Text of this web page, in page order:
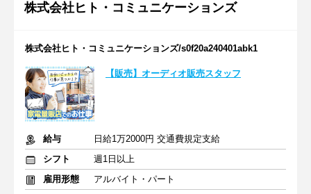
株式会社ヒト・コミュニケーションズ
株式会社ヒト・コミュニケーションズ/s0f20a240401abk1
【販売】オーディオ販売スタッフ
給与
日給1万2000円 交通費規定支給
シフト
週1日以上
雇用形態
アルバイト・パート